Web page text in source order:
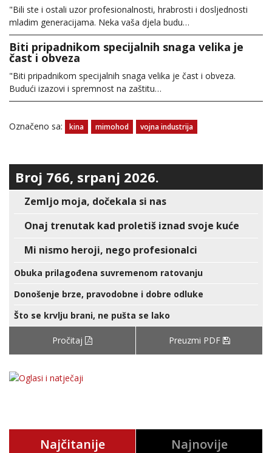
"Bili ste i ostali uzor profesionalnosti, hrabrosti i dosljednosti
mladim generacijama. Neka vaša djela budu…
Biti pripadnikom specijalnih snaga velika je
čast i obveza
"Biti pripadnikom specijalnih snaga velika je čast i obveza.
Budući izazovi i spremnost na zaštitu…
Označeno sa: kina mimohod vojna industrija
Broj 766, srpanj 2026.
Zemljo moja, dočekala si nas
Onaj trenutak kad proletiš iznad svoje kuće
Mi nismo heroji, nego profesionalci
Obuka prilagođena suvremenom ratovanju
Donošenje brze, pravodobne i dobre odluke
Što se krvlju brani, ne pušta se lako
Pročitaj Preuzmi PDF
Najčitanije Najnovije